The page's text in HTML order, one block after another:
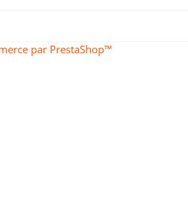
par PrestaShop™